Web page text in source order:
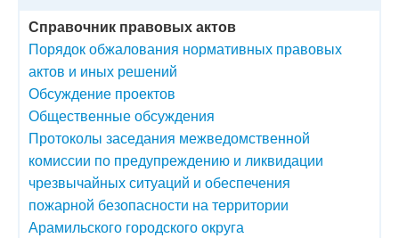
Справочник правовых актов
Порядок обжалования нормативных правовых
актов и иных решений
Обсуждение проектов
Общественные обсуждения
Протоколы заседания межведомственной
комиссии по предупреждению и ликвидации
чрезвычайных ситуаций и обеспечения
пожарной безопасности на территории
Арамильского городского округа